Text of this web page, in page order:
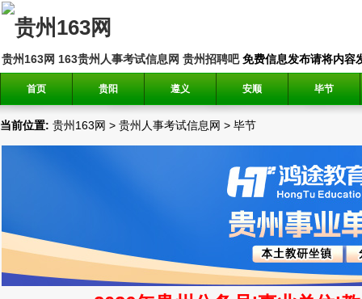
贵州163网 163贵州人事考试信息网 贵州招聘吧免费信息发布请将内容
首页 贵阳 遵义 安顺 毕节
当前位置: 贵州163网 > 贵州人事考试信息网 > 毕节